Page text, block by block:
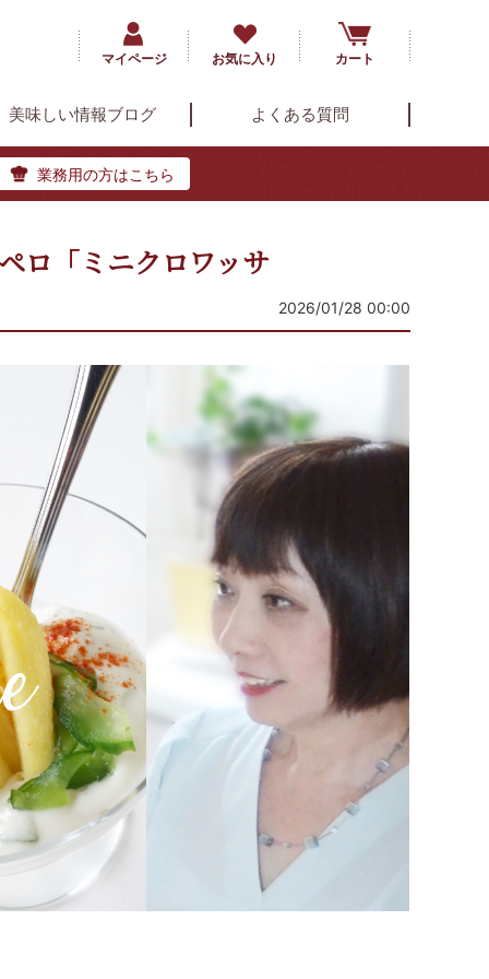
マイページ お気に入り カート
美味しい情報ブログ よくある質問
業務用の方はこちら
ロ「ミニクロワッサ
2026/01/28 00:00